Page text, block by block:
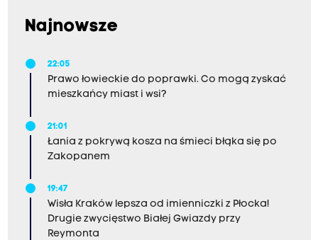
Najnowsze
22:05
Prawo łowieckie do poprawki. Co mogą zyskać
mieszkańcy miast i wsi?
21:01
Łania z pokrywą kosza na śmieci błąka się po
Zakopanem
19:47
Wisła Kraków lepsza od imienniczki z Płocka!
Drugie zwycięstwo Białej Gwiazdy przy
Reymonta